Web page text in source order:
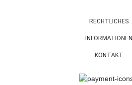
RECHTLICHES
INFORMATIONEN
KONTAKT